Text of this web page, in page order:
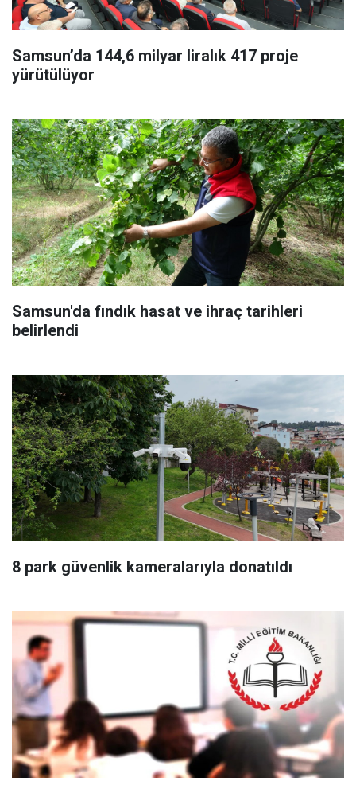
Samsun’da 144,6 milyar liralık 417 proje
yürütülüyor
Samsun'da fındık hasat ve ihraç tarihleri
belirlendi
8 park güvenlik kameralarıyla donatıldı